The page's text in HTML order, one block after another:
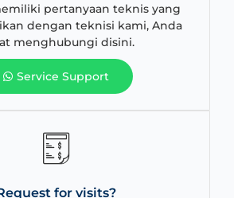
pertanyaan teknis yang
dengan teknisi kami, Anda
menghubungi disini.
Service Support
for visits?